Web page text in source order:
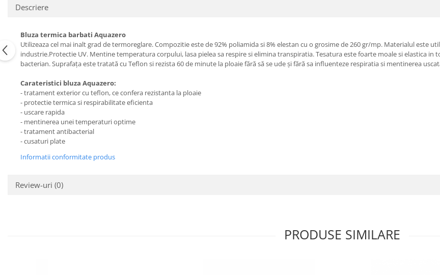
Descriere
Bluza termica barbati Aquazero
Utilizeaza cel mai inalt grad de termoreglare. Compozitie este de 92% poliamida si 8% elestan cu o grosime de 260 gr/mp. Materialul este
industrie.Protectie UV. Mentine temperatura corpului, lasa pielea sa respire si elimina transpiratia. Tesatura este foarte moale si elastica
bacterian. Suprafața este tratată cu Teflon si rezista 60 de minute la ploaie fără să se ude și fără sa influenteze respiratia si mentinerea
Carateristici bluza Aquazero:
- tratament exterior cu teflon, ce confera rezistanta la ploaie
- protectie termica si respirabilitate eficienta
- uscare rapida
- mentinerea unei temperaturi optime
- tratament antibacterial
- cusaturi plate
Informatii conformitate produs
Review-uri (0)
PRODUSE SIMILARE